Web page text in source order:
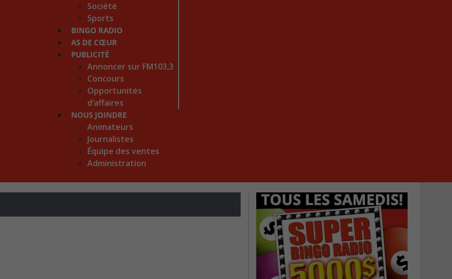
Société
Sports
BINGO RADIO
AS DE CŒUR
PUBLICITÉ
Annoncer sur FM103,3
Concours
Opportunités
d’affaires
NOUS JOINDRE
Animateurs
Journalistes
Équipe des ventes
Administration